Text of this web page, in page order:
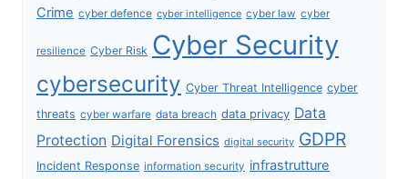
Crime cyber defence cyber intelligence cyber law cyber
resilience Cyber Risk Cyber Security
cybersecurity Cyber Threat Intelligence cyber
threats cyber warfare data breach data privacy Data
Protection Digital Forensics digital security GDPR
Incident Response information security infrastrutture